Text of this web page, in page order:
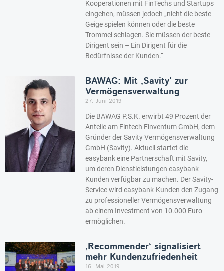
Kooperationen mit FinTechs und Startups
eingehen, müssen jedoch „nicht die beste
Geige spielen können oder die beste
Trommel schlagen. Sie müssen der beste
Dirigent sein – Ein Dirigent für die
Bedürfnisse der Kunden.“
BAWAG: Mit ‚Savity‘ zur
Vermögensverwaltung
27. Juni 2019
Die BAWAG P.S.K. erwirbt 49 Prozent der
Anteile am Fintech Finventum GmbH, dem
Gründer der Savity Vermögensverwaltung
GmbH (Savity). Aktuell startet die
easybank eine Partnerschaft mit Savity,
um deren Dienstleistungen easybank
Kunden verfügbar zu machen. Der Savity-
Service wird easybank-Kunden den Zugang
zu professioneller Vermögensverwaltung
ab einem Investment von 10.000 Euro
ermöglichen.
‚Recommender‘ signalisiert
mehr Kundenzufriedenheit
16. Mai 2019